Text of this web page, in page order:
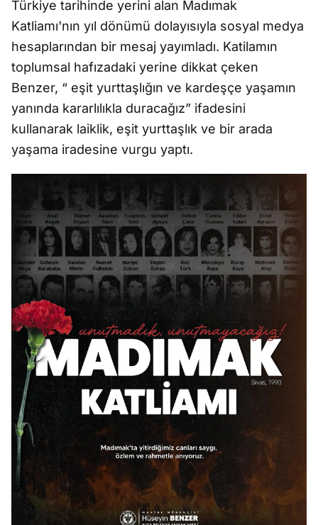
Türkiye tarihinde yerini alan Madımak
Katliamı'nın yıl dönümü dolayısıyla sosyal medya
hesaplarından bir mesaj yayımladı. Katilamın
toplumsal hafızadaki yerine dikkat çeken
Benzer, “ eşit yurttaşlığın ve kardeşçe yaşamın
yanında kararlılıkla duracağız” ifadesini
kullanarak laiklik, eşit yurttaşlık ve bir arada
yaşama iradesine vurgu yaptı.